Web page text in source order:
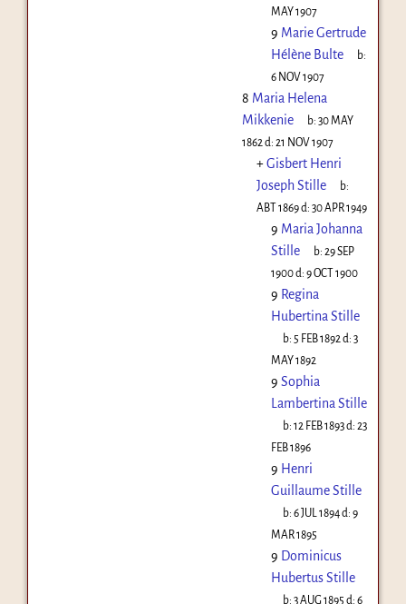
MAY 1907
9 Marie Gertrude
Hélène Bulte
b:
6 NOV 1907
8 Maria Helena
Mikkenie
b:30 MAY
1862 d: 21 NOV 1907
+Gisbert Henri
Joseph Stille
b:
ABT 1869d: 30 APR 1949
9 Maria Johanna
Stille
b:29 SEP
1900d: 9 OCT 1900
9 Regina
Hubertina Stille
b: 5 FEB 1892 d:3
MAY 1892
9 Sophia
Lambertina Stille
b:12 FEB 1893d:23
FEB 1896
9 Henri
Guillaume Stille
b:6 JUL 1894d:9
MAR 1895
9 Dominicus
Hubertus Stille
b:3 AUG 1895 d:6